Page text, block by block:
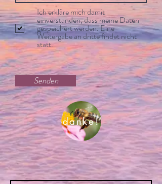
Ich erkläre mich damit
einverstanden, dass meine Daten
gespeichert werden. Eine
Weitergabe an dritte findet nicht
statt.
Senden
danke!